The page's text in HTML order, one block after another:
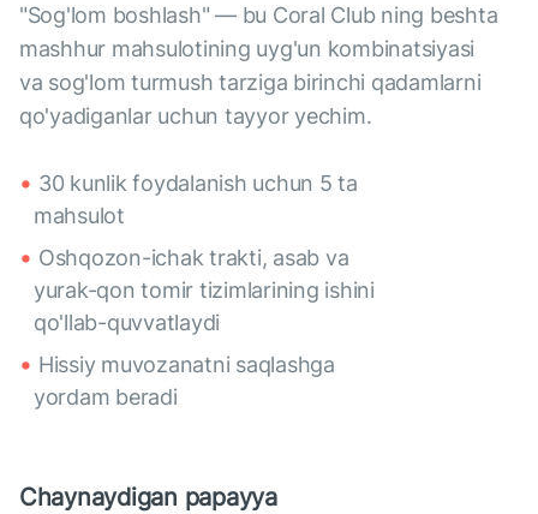
"Sog'lom boshlash" — bu Coral Club ning beshta
mashhur mahsulotining uyg'un kombinatsiyasi
va sog'lom turmush tarziga birinchi qadamlarni
qo'yadiganlar uchun tayyor yechim.
30 kunlik foydalanish uchun 5 ta
mahsulot
Oshqozon-ichak trakti, asab va
yurak-qon tomir tizimlarining ishini
qo'llab-quvvatlaydi
Hissiy muvozanatni saqlashga
yordam beradi
Chaynaydigan papayya